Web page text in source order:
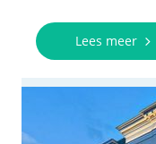
Lees meer